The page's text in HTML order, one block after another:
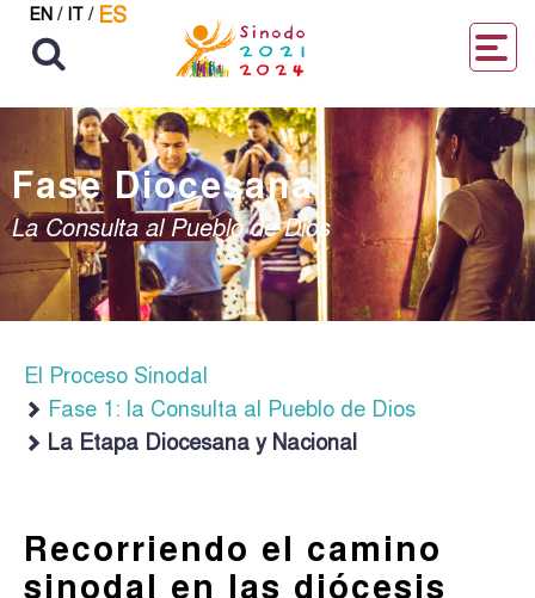
EN / IT / ES
Fase Diocesana
La Consulta al Pueblo de Dios
El Proceso Sinodal
Fase 1: la Consulta al Pueblo de Dios
La Etapa Diocesana y Nacional
Recorriendo el camino
sinodal en las diócesis